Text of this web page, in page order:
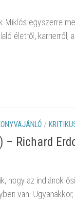
Miklós egyszerre
életről, karrierről,
/
– Richard
hogy az indiánok
van.